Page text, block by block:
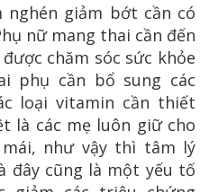
giảm bớt cần có
nữ mang thai cần đến
chăm sóc sức khỏe
phụ cần bổ sung các
loại vitamin cần thiết
là các mẹ luôn giữ cho
như vậy thì tâm lý
đây cũng là một yếu tố